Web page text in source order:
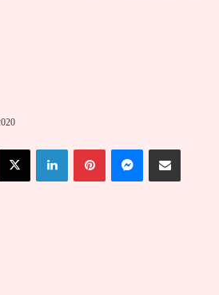
X LinkedinPinterestMessengerPartager par email